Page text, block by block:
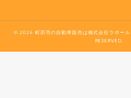
© 2026 町田市の自動車販売は株式会社ラポール
RESERVED.